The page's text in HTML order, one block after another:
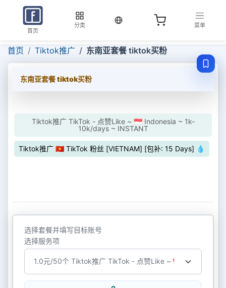
首页
分类
当前语言：中文
菜单
首页 Tiktok推广 东南亚套餐 tiktok买粉
东南亚套餐 tiktok买粉
Tiktok推广 TikTok - 点赞Like ~ 🇮🇩 Indonesia ~ 1k-
10k/days ~ INSTANT
Tiktok推广 🇻🇳 TikTok 粉丝 [VIETNAM] [包补: 15 Days] 💧
选择套餐并填写目标账号
选择服务项